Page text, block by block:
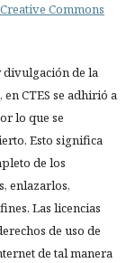
Creative Commons
de la
CTES se adhirió a
lo que se
Esto significa
de los
enlazarlos,
Las licencias
de uso de
de tal manera